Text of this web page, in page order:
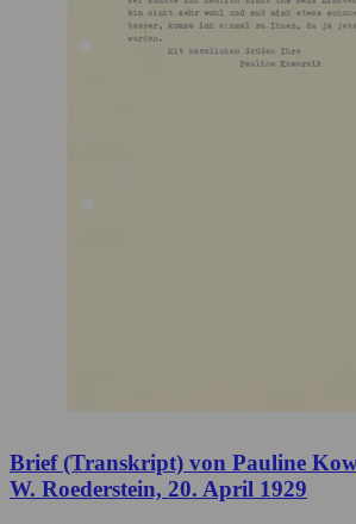
Brief (Transkript) von Pauline
W. Roederstein, 20. April 1929